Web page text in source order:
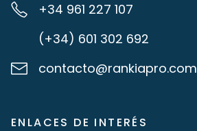
+34 961 227 107
(+34) 601 302 692
contacto@rankiapro.com
ENLACES DE INTERÉS